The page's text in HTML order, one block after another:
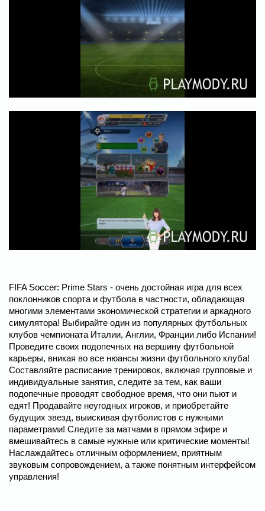
FIFA Soccer: Prime Stars - очень достойная игра для всех
поклонников спорта и футбола в частности, обладающая
многими элементами экономической стратегии и аркадного
симулятора! Выбирайте один из популярных футбольных
клубов чемпионата Италии, Англии, Франции либо Испании!
Проведите своих подопечных на вершину футбольной
карьеры, вникая во все нюансы жизни футбольного клуба!
Составляйте расписание тренировок, включая групповые и
индивидуальные занятия, следите за тем, как ваши
подопечные проводят свободное время, что они пьют и
едят! Продавайте неугодных игроков, и приобретайте
будущих звезд, выискивая футболистов с нужными
параметрами! Следите за матчами в прямом эфире и
вмешивайтесь в самые нужные или критические моменты!
Наслаждайтесь отличным оформлением, приятным
звуковым сопровождением, а также понятным интерфейсом
управления!